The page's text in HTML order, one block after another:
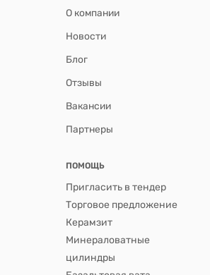
О компании
Новости
Блог
Отзывы
Вакансии
Партнеры
ПОМОЩЬ
Пригласить в тендер
Торговое предложение
Керамзит
Минераловатные
цилиндры